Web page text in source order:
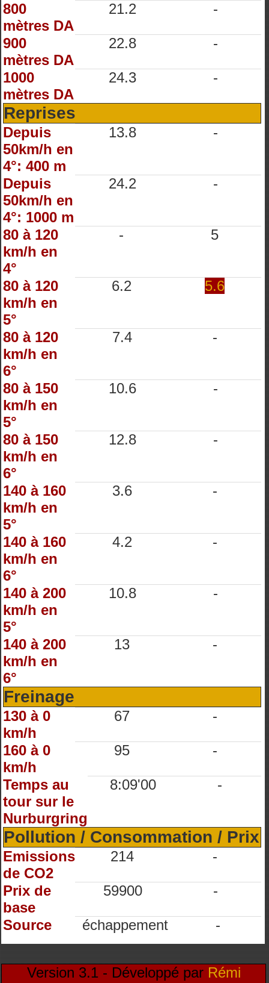
800
mètres DA
21.2 -
900
mètres DA
22.8 -
1000
mètres DA
24.3 -
Reprises
Depuis
50km/h en
4°: 400 m
13.8 -
Depuis
50km/h en
4°: 1000 m
24.2 -
80 à 120
km/h en
4°
- 5
80 à 120
km/h en
5°
6.2 5.6
80 à 120
km/h en
6°
7.4 -
80 à 150
km/h en
5°
10.6 -
80 à 150
km/h en
6°
12.8 -
140 à 160
km/h en
5°
3.6 -
140 à 160
km/h en
6°
4.2 -
140 à 200
km/h en
5°
10.8 -
140 à 200
km/h en
6°
13 -
Freinage
130 à 0
km/h
67 -
160 à 0
km/h
95 -
Temps au
tour sur le
Nurburgring
8:09'00 -
Pollution / Consommation / Prix
Emissions
de CO2
214 -
Prix de
base
59900 -
Source échappement -
Version 3.1 - Développé par Rémi